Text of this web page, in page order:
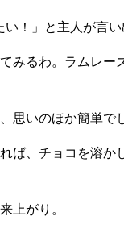
い！」と主人が言
みるわ。ラムレー
思いのほか簡単で
ば、チョコを溶か
上がり。